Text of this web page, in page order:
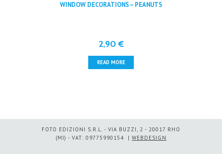
WINDOW DECORATIONS – PEANUTS
2,90€
READ MORE
FOTO EDIZIONI S.R.L. - VIA BUZZI, 2 - 20017 RHO
(MI) - VAT: 09775990154 | WEBDESIGN